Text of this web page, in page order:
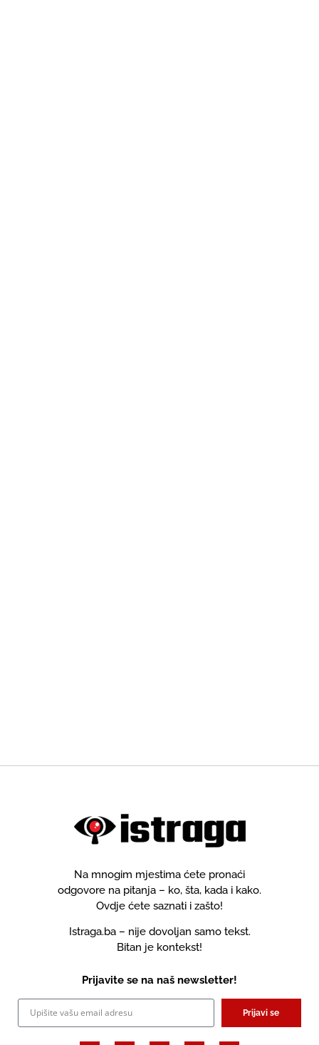
Na mnogim mjestima ćete pronaći
odgovore na pitanja – ko, šta, kada i kako.
Ovdje ćete saznati i zašto!
Istraga.ba – nije dovoljan samo tekst.
Bitan je kontekst!
Prijavite se na naš newsletter!
Prijavi se